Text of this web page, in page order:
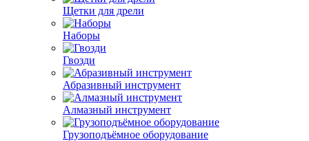
Щетки для дрели
Наборы
Гвозди
Абразивный инструмент
Алмазный инструмент
Грузоподъёмное оборудование